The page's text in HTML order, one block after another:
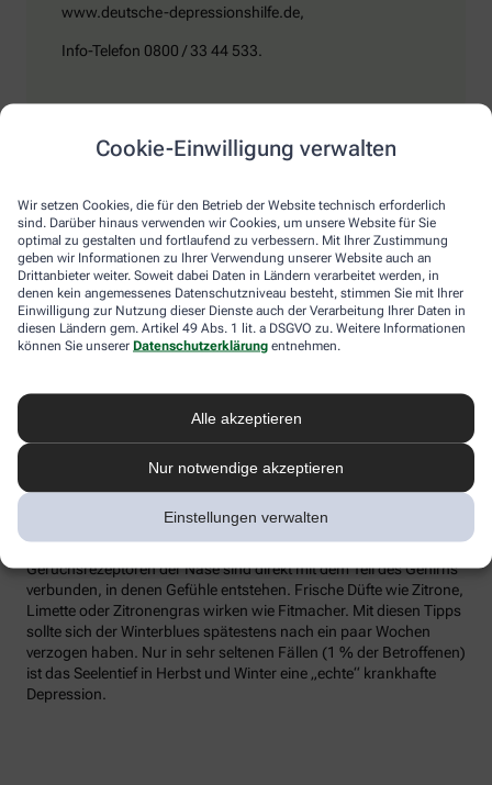
Cookie-Einwilligung verwalten
Wir setzen Cookies, die für den Betrieb der Website technisch erforderlich
sind. Darüber hinaus verwenden wir Cookies, um unsere Website für Sie
optimal zu gestalten und fortlaufend zu verbessern. Mit Ihrer Zustimmung
geben wir Informationen zu Ihrer Verwendung unserer Website auch an
Drittanbieter weiter. Soweit dabei Daten in Ländern verarbeitet werden, in
denen kein angemessenes Datenschutzniveau besteht, stimmen Sie mit Ihrer
Einwilligung zur Nutzung dieser Dienste auch der Verarbeitung Ihrer Daten in
diesen Ländern gem. Artikel 49 Abs. 1 lit. a DSGVO zu. Weitere Informationen
können Sie unserer Datenschutzerklärung entnehmen.
Alle akzeptieren
Nur notwendige akzeptieren
Einstellungen verwalten
www.deutsche-depressionshilfe.de,
Info-Telefon 0800 / 33 44 533.
Kein Wunder, dass die Supermarktregale jetzt voller Süßkram
sind. Schokolade macht tatsächlich glücklich. In ihr stecken
Das sind Substanzen, aus denen der Körper das Happy-Hormon
Serotonin herstellt, das ihm jetzt fehlt. Die „Nebenwirkung“
Gewichtszunahme trägt allerdings nicht dazu bei, dass man sich
besser fühlt. Mediziner raten, besser zu B-Vitaminen zu greifen.
Die liefern unter anderem Baustoffe für Serotonin, fördern den
Energiestoffwechsel und unterstützen die Stressverarbeitung.
Kontraproduktiv beim Wintertief: sich einzuigeln und
die Laune. Dabei hilft, sich jeden Sonntag zu notieren, was man in
der kommenden Woche Schönes machen will.
passende Musik dazu hören und vielleicht sogar spontan dazu
tanzen. Auch gut: Schnuppern Sie sich froh. Die
Geruchsrezeptoren der Nase sind direkt mit dem Teil des Gehirns
verbunden, in denen Gefühle entstehen. Frische Düfte wie Zitrone,
Limette oder Zitronengras wirken wie Fitmacher. Mit diesen Tipps
sollte sich der Winterblues spätestens nach ein paar Wochen
verzogen haben. Nur in sehr seltenen Fällen (1 % der Betroffenen)
ist das Seelentief in Herbst und Winter eine „echte“ krankhafte
Depression.